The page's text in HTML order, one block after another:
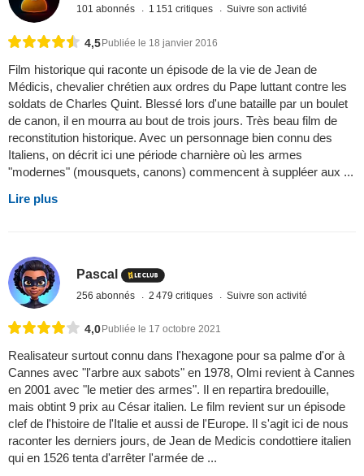
101 abonnés 1 151 critiques Suivre son activité
4,5Publiée le 18 janvier 2016
Film historique qui raconte un épisode de la vie de Jean de
Médicis, chevalier chrétien aux ordres du Pape luttant contre les
soldats de Charles Quint. Blessé lors d'une bataille par un boulet
de canon, il en mourra au bout de trois jours. Très beau film de
reconstitution historique. Avec un personnage bien connu des
Italiens, on décrit ici une période charnière où les armes
"modernes" (mousquets, canons) commencent à suppléer aux ...
Lire plus
Pascal
256 abonnés 2 479 critiques Suivre son activité
4,0Publiée le 17 octobre 2021
Realisateur surtout connu dans l'hexagone pour sa palme d'or à
Cannes avec "l'arbre aux sabots" en 1978, Olmi revient à Cannes
en 2001 avec "le metier des armes". Il en repartira bredouille,
mais obtint 9 prix au César italien. Le film revient sur un épisode
clef de l'histoire de l'Italie et aussi de l'Europe. Il s'agit ici de nous
raconter les derniers jours, de Jean de Medicis condottiere italien
qui en 1526 tenta d'arrêter l'armée de ...